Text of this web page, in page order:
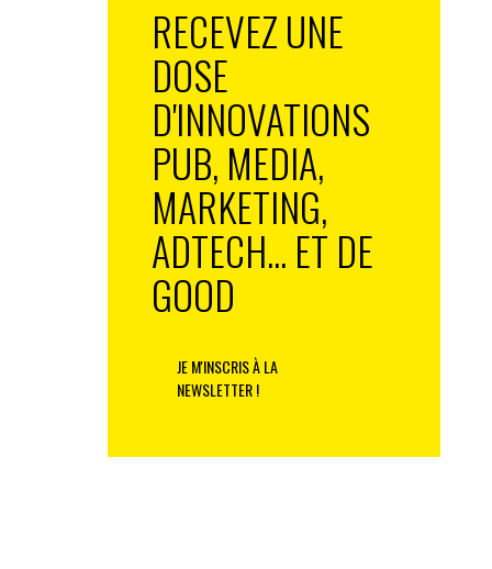
RECEVEZ UNE
DOSE
D'INNOVATIONS
PUB, MEDIA,
MARKETING,
ADTECH... ET DE
GOOD
JE M'INSCRIS À LA
NEWSLETTER !